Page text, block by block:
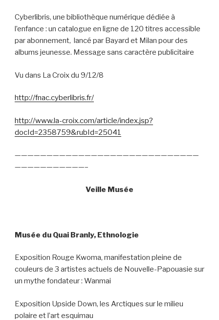
Cyberlibris, une bibliothèque numérique dédiée à
l’enfance : un catalogue en ligne de 120 titres accessible
par abonnement, lancé par Bayard et Milan pour des
albums jeunesse. Message sans caractère publicitaire
Vu dans La Croix du 9/12/8
http://fnac.cyberlibris.fr/
http://www.la-croix.com/article/index.jsp?
docId=2358759&rubId=25041
—————————————————————————————
———————————–
Veille Musée
Musée du Quai Branly, Ethnologie
Exposition Rouge Kwoma, manifestation pleine de
couleurs de 3 artistes actuels de Nouvelle-Papouasie sur
un mythe fondateur : Wanmai
Exposition Upside Down, les Arctiques sur le milieu
polaire et l’art esquimau